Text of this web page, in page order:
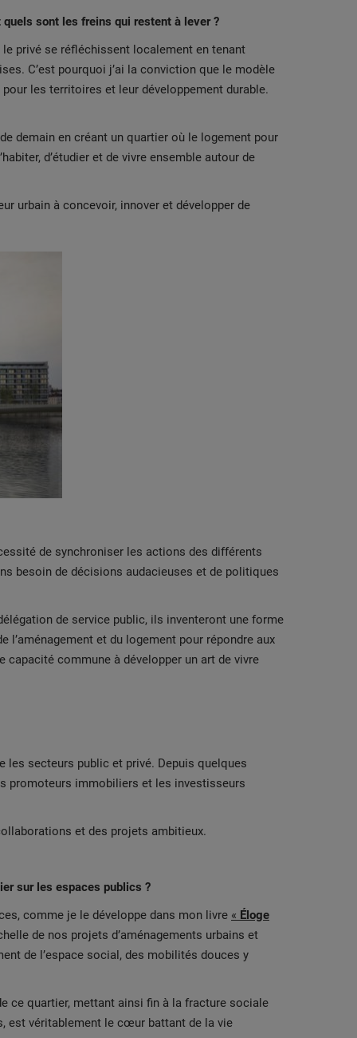
sont les freins qui restent à lever ?
privé se réfléchissent localement en tenant
C’est pourquoi j’ai la conviction que le modèle
les territoires et leur développement durable.
demain en créant un quartier où le logement pour
d’étudier et de vivre ensemble autour de
urbain à concevoir, innover et développer de
de synchroniser les actions des différents
besoin de décisions audacieuses et de politiques
de service public, ils inventeront une forme
l’aménagement et du logement pour répondre aux
capacité commune à développer un art de vivre
les secteurs public et privé. Depuis quelques
promoteurs immobiliers et les investisseurs
et des projets ambitieux.
sur les espaces publics ?
comme je le développe dans mon livre « Éloge
de nos projets d’aménagements urbains et
de l’espace social, des mobilités douces y
ce quartier, mettant ainsi fin à la fracture sociale
est véritablement le cœur battant de la vie